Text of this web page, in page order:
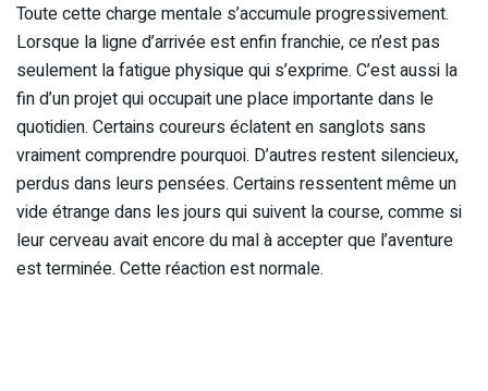
Toute cette charge mentale s’accumule progressivement.
Lorsque la ligne d’arrivée est enfin franchie, ce n’est pas
seulement la fatigue physique qui s’exprime. C’est aussi la
fin d’un projet qui occupait une place importante dans le
quotidien. Certains coureurs éclatent en sanglots sans
vraiment comprendre pourquoi. D’autres restent silencieux,
perdus dans leurs pensées. Certains ressentent même un
vide étrange dans les jours qui suivent la course, comme si
leur cerveau avait encore du mal à accepter que l’aventure
est terminée. Cette réaction est normale.